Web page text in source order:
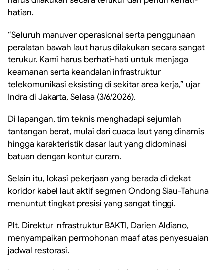
hatian.
“Seluruh manuver operasional serta penggunaan
peralatan bawah laut harus dilakukan secara sangat
terukur. Kami harus berhati-hati untuk menjaga
keamanan serta keandalan infrastruktur
telekomunikasi eksisting di sekitar area kerja,” ujar
Indra di Jakarta, Selasa (3/6/2026).
Di lapangan, tim teknis menghadapi sejumlah
tantangan berat, mulai dari cuaca laut yang dinamis
hingga karakteristik dasar laut yang didominasi
batuan dengan kontur curam.
Selain itu, lokasi pekerjaan yang berada di dekat
koridor kabel laut aktif segmen Ondong Siau-Tahuna
menuntut tingkat presisi yang sangat tinggi.
Plt. Direktur Infrastruktur BAKTI, Darien Aldiano,
menyampaikan permohonan maaf atas penyesuaian
jadwal restorasi.